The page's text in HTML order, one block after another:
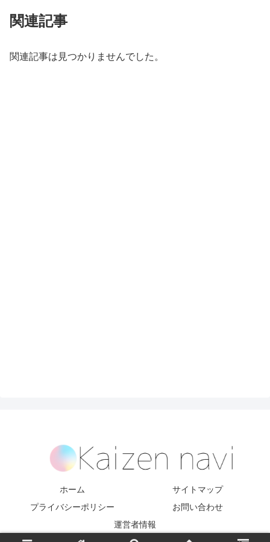
関連記事
関連記事は見つかりませんでした。
ホーム
サイトマップ
プライバシーポリシー
お問い合わせ
運営者情報